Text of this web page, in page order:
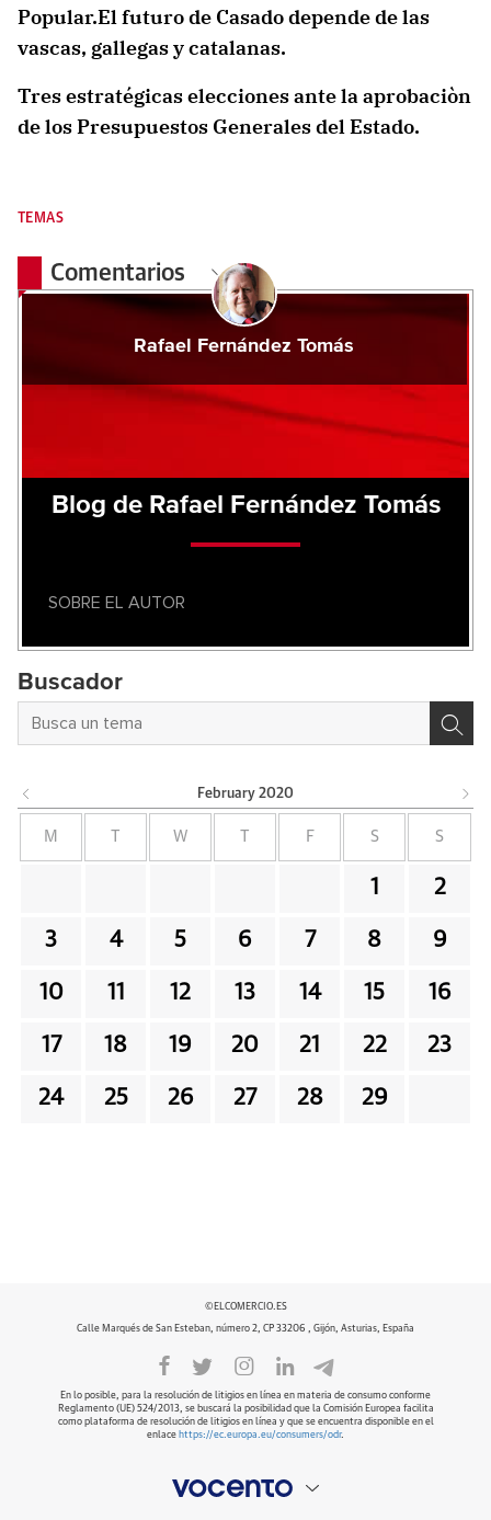
Popular.El futuro de Casado depende de las
vascas, gallegas y catalanas.
Tres estratégicas elecciones ante la aprobaciòn
de los Presupuestos Generales del Estado.
TEMAS
Comentarios
Rafael Fernández Tomás
Blog de Rafael Fernández Tomás
SOBRE EL AUTOR
Buscador
February 2020
M W F S S
1 2
3 4 5 6 7 8 9
10 11 12 13 14 15 16
17 18 19 20 21 22 23
24 25 26 27 28 29
©ELCOMERCIO.ES
Calle Marqués de San Esteban, número 2, CP 33206 , Gijón, Asturias, España
En lo posible, para la resolución de litigios en línea en materia de consumo conforme
Reglamento (UE) 524/2013, se buscará la posibilidad que la Comisión Europea facilita
como plataforma de resolución de litigios en línea y que se encuentra disponible en el
enlace https://ec.europa.eu/consumers/odr.